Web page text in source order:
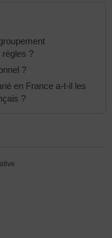
règles ?
?
en France a-t-il les
?